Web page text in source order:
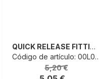
QUICK RELEASE FITTING
Código de artículo: 00L0042500B
5,20 €